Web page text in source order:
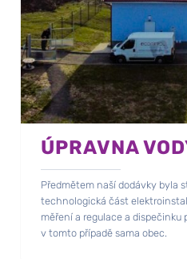
ÚPRAVNA
Předmětem naší dodávky byla
technologická část
měření a regulace a dispečinku
v tomto případě sama obec.